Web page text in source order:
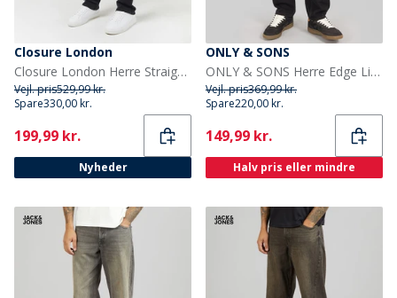
Closure London
Closure London Herre Straight Fit Jeans Sort
Vejl. pris529,99 kr.
Spare330,00 kr.
Current
199,99 kr.
Nyheder
ONLY & SONS
ONLY & SONS Herre Edge Lige Pasform Jeans Black Denim
Vejl. pris369,99 kr.
Spare220,00 kr.
Current
149,99 kr.
Halv pris eller mindre